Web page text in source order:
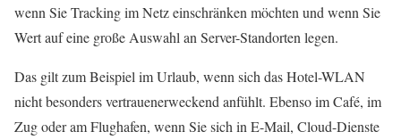
wenn Sie Tracking im Netz einschränken möchten und wenn Sie
Wert auf eine große Auswahl an Server-Standorten legen.
Das gilt zum Beispiel im Urlaub, wenn sich das Hotel-WLAN
nicht besonders vertrauenerweckend anfühlt. Ebenso im Café, im
Zug oder am Flughafen, wenn Sie sich in E-Mail, Cloud-Dienste